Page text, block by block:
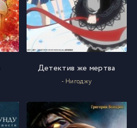
Детектив же мертва
- Нигоджу